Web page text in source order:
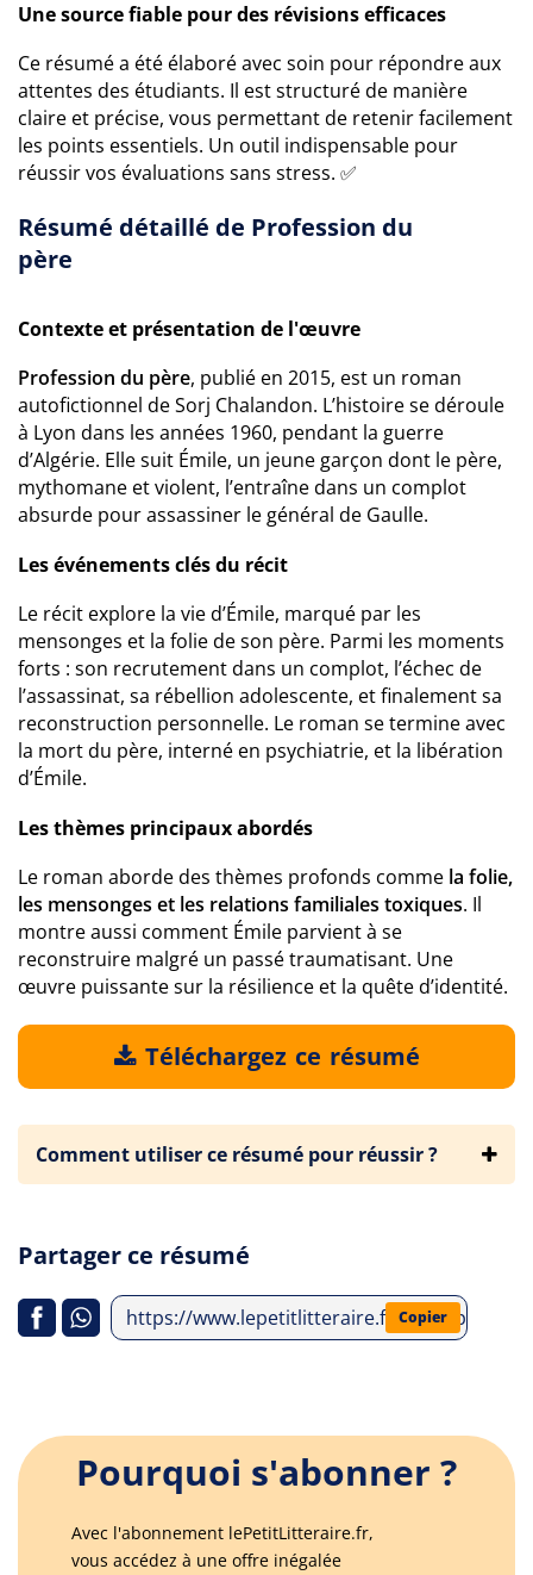
Une source fiable pour des révisions efficaces
Ce résumé a été élaboré avec soin pour répondre aux
attentes des étudiants. Il est structuré de manière
claire et précise, vous permettant de retenir facilement
les points essentiels. Un outil indispensable pour
réussir vos évaluations sans stress. ✅
Résumé détaillé de Profession du
père
Contexte et présentation de l'œuvre
Profession du père, publié en 2015, est un roman
autofictionnel de Sorj Chalandon. L’histoire se déroule
à Lyon dans les années 1960, pendant la guerre
d’Algérie. Elle suit Émile, un jeune garçon dont le père,
mythomane et violent, l’entraîne dans un complot
absurde pour assassiner le général de Gaulle.
Les événements clés du récit
Le récit explore la vie d’Émile, marqué par les
mensonges et la folie de son père. Parmi les moments
forts : son recrutement dans un complot, l’échec de
l’assassinat, sa rébellion adolescente, et finalement sa
reconstruction personnelle. Le roman se termine avec
la mort du père, interné en psychiatrie, et la libération
d’Émile.
Les thèmes principaux abordés
Le roman aborde des thèmes profonds comme la folie,
les mensonges et les relations familiales toxiques. Il
montre aussi comment Émile parvient à se
reconstruire malgré un passé traumatisant. Une
œuvre puissante sur la résilience et la quête d’identité.
Téléchargez ce résumé
Comment utiliser ce résumé pour réussir ?
Partager ce résumé
https://www.lepetitlitteraire.fr/index.php/
Copier
Pourquoi s'abonner ?
Avec l'abonnement lePetitLitteraire.fr,
vous accédez à une offre inégalée